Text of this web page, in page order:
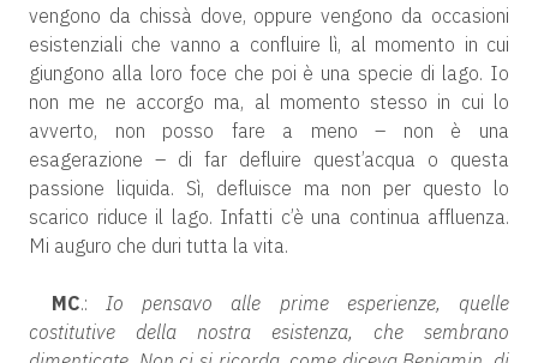
vengono da chissà dove, oppure vengono da occasioni
esistenziali che vanno a confluire lì, al momento in cui
giungono alla loro foce che poi è una specie di lago. Io
non me ne accorgo ma, al momento stesso in cui lo
avverto, non posso fare a meno – non è una
esagerazione – di far defluire quest’acqua o questa
passione liquida. Sì, defluisce ma non per questo lo
scarico riduce il lago. Infatti c’è una continua affluenza.
Mi auguro che duri tutta la vita.
MC.:Io pensavo alle prime esperienze, quelle
costitutive della nostra esistenza, che sembrano